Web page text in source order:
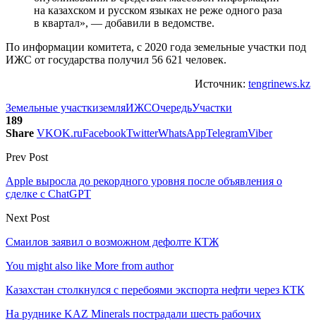
на казахском и русском языках не реже одного раза
в квартал», — добавили в ведомстве.
По информации комитета, с 2020 года земельные участки под
ИЖС от государства получил 56 621 человек.
Источник: tengrinews.kz
Земельные участкиземляИЖСОчередьУчастки
189
Share VKOK.ruFacebookTwitterWhatsAppTelegramViber
Prev Post
Apple выросла до рекордного уровня после объявления о
сделке с ChatGPT
Next Post
Смаилов заявил о возможном дефолте КТЖ
You might also like More from author
Казахстан столкнулся с перебоями экспорта нефти через КТК
На руднике KAZ Minerals пострадали шесть рабочих